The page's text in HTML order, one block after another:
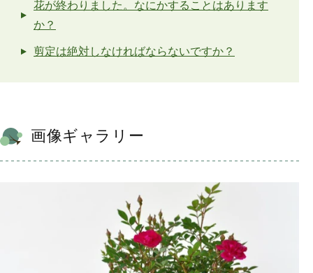
花が終わりました。なにかすることはあります
か？
剪定は絶対しなければならないですか？
画像ギャラリー